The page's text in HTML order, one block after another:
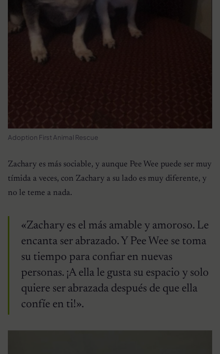
Adoption First Animal Rescue
Zachary es más sociable, y aunque Pee Wee puede ser muy
tímida a veces, con Zachary a su lado es muy diferente, y
no le teme a nada.
«Zachary es el más amable y amoroso. Le
encanta ser abrazado. Y Pee Wee se toma
su tiempo para confiar en nuevas
personas. ¡A ella le gusta su espacio y solo
quiere ser abrazada después de que ella
confíe en ti!».